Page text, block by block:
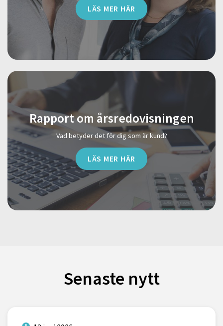
LÄS MER HÄR
Rapport om årsredovisningen
Vad betyder det för dig som är kund?
LÄS MER HÄR
Senaste nytt